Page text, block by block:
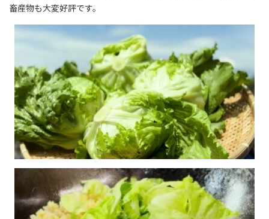
畜産物も大変好評です。